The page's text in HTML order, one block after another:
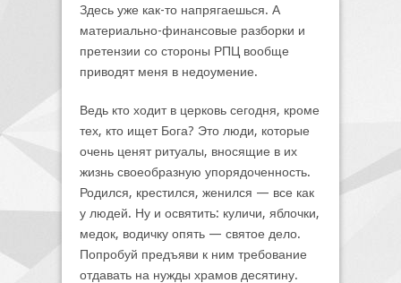
Здесь уже как-то напрягаешься. А
материально-финансовые разборки и
претензии со стороны РПЦ вообще
приводят меня в недоумение.
Ведь кто ходит в церковь сегодня, кроме
тех, кто ищет Бога? Это люди, которые
очень ценят ритуалы, вносящие в их
жизнь своеобразную упорядоченность.
Родился, крестился, женился — все как
у людей. Ну и освятить: куличи, яблочки,
медок, водичку опять — святое дело.
Попробуй предъяви к ним требование
отдавать на нужды храмов десятину.